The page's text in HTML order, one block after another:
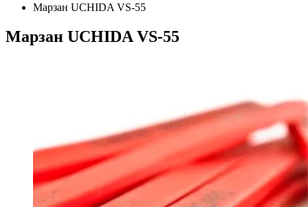
Марзан UCHIDA VS-55
Марзан UCHIDA VS-55